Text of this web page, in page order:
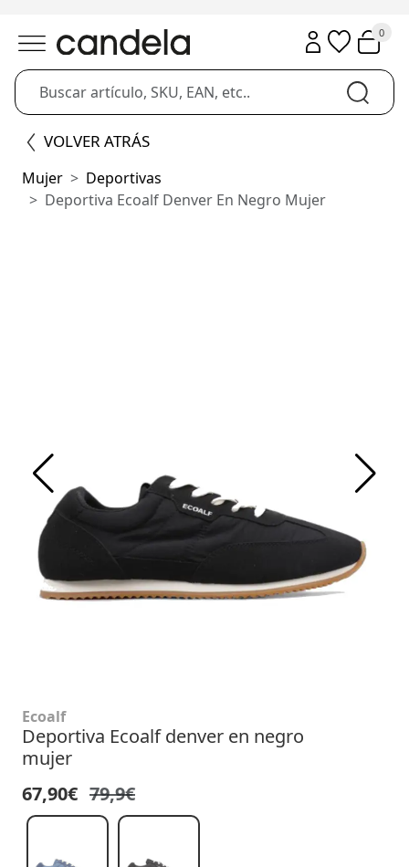
0
VOLVER ATRÁS
Mujer
Deportivas
Deportiva Ecoalf Denver En Negro Mujer
Ecoalf
Deportiva Ecoalf denver en negro
mujer
67,90€ 79,9€